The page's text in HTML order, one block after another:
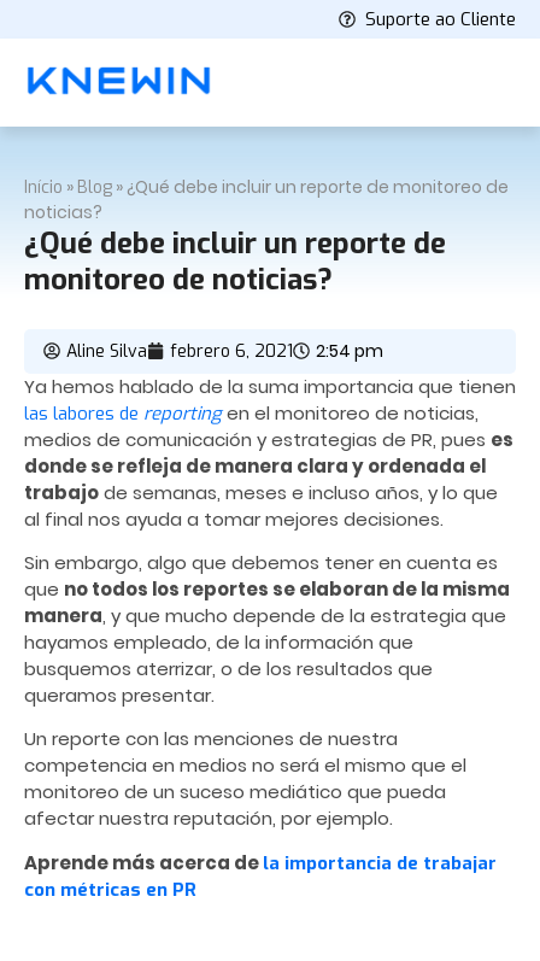
Suporte ao Cliente
Início » Blog » ¿Qué debe incluir un reporte de monitoreo de
noticias?
¿Qué debe incluir un reporte de
monitoreo de noticias?
Aline Silva febrero 6, 2021 2:54 pm
Ya hemos hablado de la suma importancia que tienen
las labores de reportingen el monitoreo de noticias,
medios de comunicación y estrategias de PR, pues es
donde se refleja de manera clara y ordenada el
trabajode semanas, meses e incluso años, y lo que
al final nos ayuda a tomar mejores decisiones.
Sin embargo, algo que debemos tener en cuenta es
que no todos los reportes se elaboran de la misma
manera, y que mucho depende de la estrategia que
hayamos empleado, de la información que
busquemos aterrizar, o de los resultados que
queramos presentar.
Un reporte con las menciones de nuestra
competencia en medios no será el mismo que el
monitoreo de un suceso mediático que pueda
afectar nuestra reputación, por ejemplo.
Aprende más acerca de la importancia de trabajar
con métricas en PR